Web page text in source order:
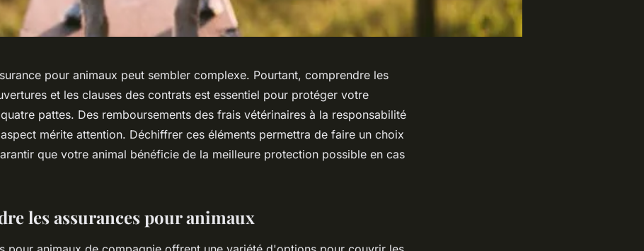
pour animaux peut sembler complexe. Pourtant, comprendre les
et les clauses des contrats est essentiel pour protéger votre
pattes. Des remboursements des frais vétérinaires à la responsabilité
mérite attention. Déchiffrer ces éléments permettra de faire un choix
que votre animal bénéficie de la meilleure protection possible en cas
les assurances pour animaux